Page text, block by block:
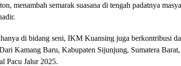
menambah semarak suasana di tengah padatnya
di bidang seni, IKM Kuansing juga berkontribusi
Kamang Baru, Kabupaten Sijunjung, Sumatera
Pacu Jalur 2025.